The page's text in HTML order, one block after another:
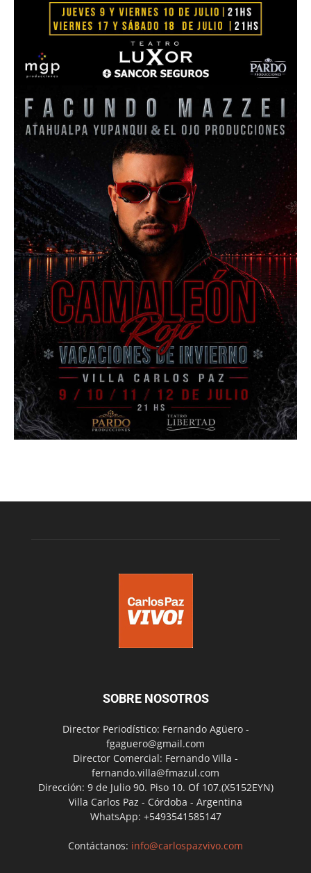
SOBRE NOSOTROS
Director Periodístico: Fernando Agüero -
fgaguero@gmail.com
Director Comercial: Fernando Villa -
fernando.villa@fmazul.com
Dirección: 9 de Julio 90. Piso 10. Of 107.(X5152EYN)
Villa Carlos Paz - Córdoba - Argentina
WhatsApp: +5493541585147
Contáctanos: info@carlospazvivo.com